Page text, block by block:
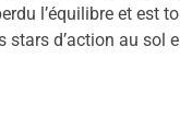
l’équilibre et est
stars d’action au sol